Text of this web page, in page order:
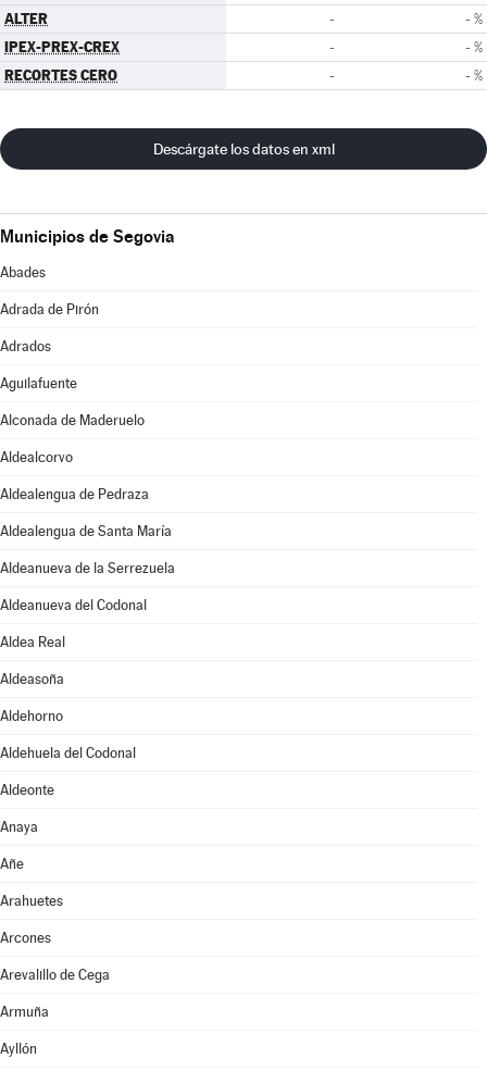
ALTER - - %
IPEX-PREX-CREX - - %
RECORTES CERO - - %
Descárgate los datos en xml
Municipios de Segovia
Abades
Adrada de Pirón
Adrados
Aguilafuente
Alconada de Maderuelo
Aldealcorvo
Aldealengua de Pedraza
Aldealengua de Santa María
Aldeanueva de la Serrezuela
Aldeanueva del Codonal
Aldea Real
Aldeasoña
Aldehorno
Aldehuela del Codonal
Aldeonte
Anaya
Añe
Arahuetes
Arcones
Arevalillo de Cega
Armuña
Ayllón